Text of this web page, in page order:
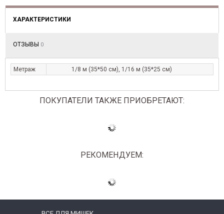
ХАРАКТЕРИСТИКИ
ОТЗЫВЫ 0
Метраж 1/8 м (35*50 см), 1/16 м (35*25 см)
ПОКУПАТЕЛИ ТАКЖЕ ПРИОБРЕТАЮТ:
РЕКОМЕНДУЕМ: